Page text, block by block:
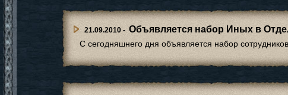
21.09.2010 - Объявляется набор Иных в
C сегодняшнего дня объявляется набор